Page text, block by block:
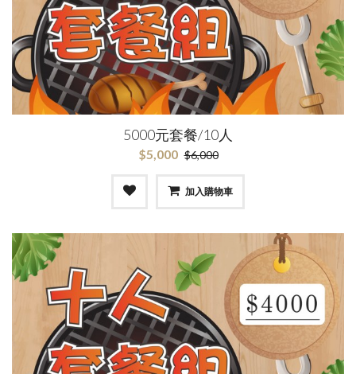
5000元套餐/10人
$5,000 $6,000
加入購物車